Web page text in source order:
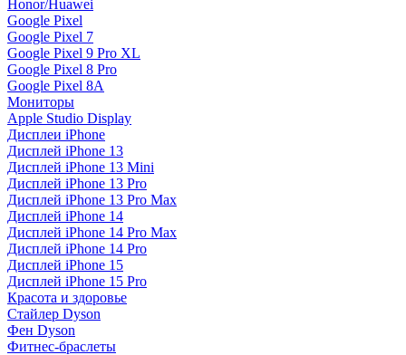
Honor/Huawei
Google Pixel
Google Pixel 7
Google Pixel 9 Pro XL
Google Pixel 8 Pro
Google Pixel 8A
Мониторы
Apple Studio Display
Дисплеи iPhone
Дисплей iPhone 13
Дисплей iPhone 13 Mini
Дисплей iPhone 13 Pro
Дисплей iPhone 13 Pro Max
Дисплей iPhone 14
Дисплей iPhone 14 Pro Max
Дисплей iPhone 14 Pro
Дисплей iPhone 15
Дисплей iPhone 15 Pro
Красота и здоровье
Стайлер Dyson
Фен Dyson
Фитнес-браслеты